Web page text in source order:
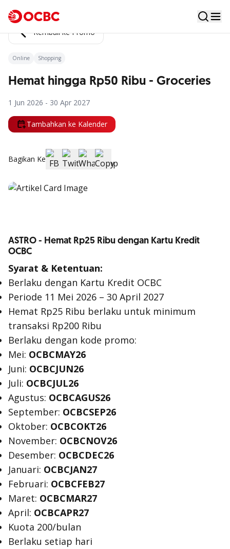
Kembali ke Promo
Online Shopping
Hemat hingga Rp50 Ribu - Groceries
1 Jun 2026 - 30 Apr 2027
Tambahkan ke Kalender
Bagikan Ke
ASTRO - Hemat Rp25 Ribu dengan Kartu Kredit
OCBC
Syarat & Ketentuan:
Berlaku dengan Kartu Kredit OCBC
Periode 11 Mei 2026 – 30 April 2027
Hemat Rp25 Ribu berlaku untuk minimum
transaksi Rp200 Ribu
Berlaku dengan kode promo:
Mei: OCBCMAY26
Juni: OCBCJUN26
Juli: OCBCJUL26
Agustus: OCBCAGUS26
September: OCBCSEP26
Oktober: OCBCOKT26
November: OCBCNOV26
Desember: OCBCDEC26
Januari: OCBCJAN27
Februari: OCBCFEB27
Maret: OCBCMAR27
April: OCBCAPR27
Kuota 200/bulan
Berlaku setiap hari